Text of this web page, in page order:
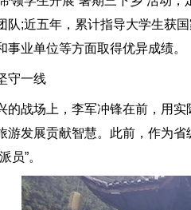
队;近五年，累计指导大学生获
业单位等方面取得优异成绩。
守一线
战场上，李军冲锋在前，用实
游发展贡献智慧。此前，作为
员”。